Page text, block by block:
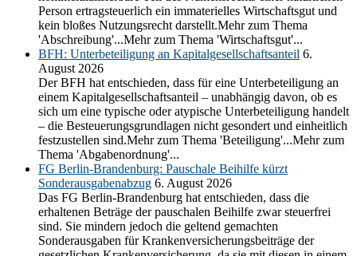
Person ertragsteuerlich ein immaterielles Wirtschaftsgut und
kein bloßes Nutzungsrecht darstellt.Mehr zum Thema
'Abschreibung'...Mehr zum Thema 'Wirtschaftsgut'...
BFH: Unterbeteiligung an Kapitalgesellschaftsanteil 6.
August 2026
Der BFH hat entschieden, dass für eine Unterbeteiligung an
einem Kapitalgesellschaftsanteil – unabhängig davon, ob es
sich um eine typische oder atypische Unterbeteiligung handelt
– die Besteuerungsgrundlagen nicht gesondert und einheitlich
festzustellen sind.Mehr zum Thema 'Beteiligung'...Mehr zum
Thema 'Abgabenordnung'...
FG Berlin-Brandenburg: Pauschale Beihilfe kürzt
Sonderausgabenabzug 6. August 2026
Das FG Berlin-Brandenburg hat entschieden, dass die
erhaltenen Beträge der pauschalen Beihilfe zwar steuerfrei
sind. Sie mindern jedoch die geltend gemachten
Sonderausgaben für Krankenversicherungsbeiträge der